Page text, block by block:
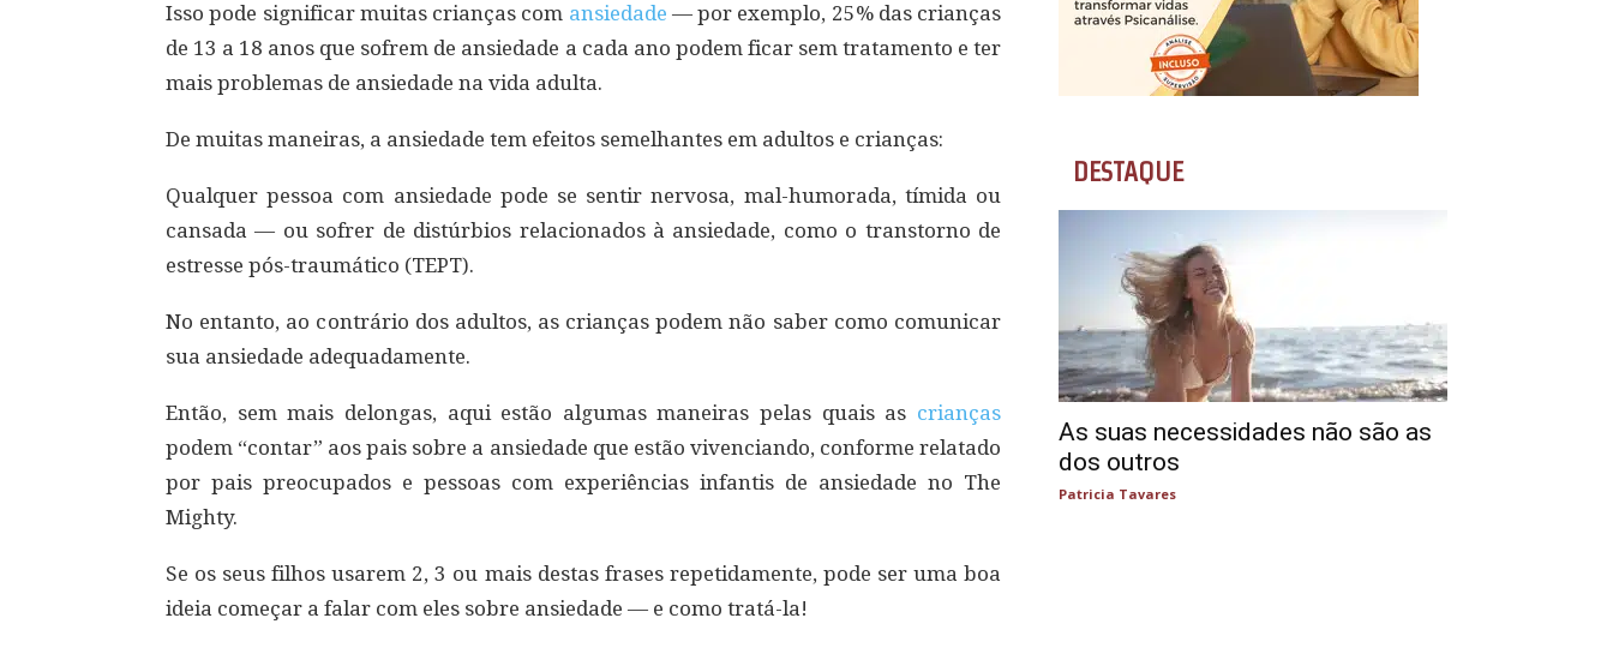
Isso pode significar muitas crianças com ansiedade — por exemplo, 25% das crianças
de 13 a 18 anos que sofrem de ansiedade a cada ano podem ficar sem tratamento e ter
mais problemas de ansiedade na vida adulta.
De muitas maneiras, a ansiedade tem efeitos semelhantes em adultos e crianças:
Qualquer pessoa com ansiedade pode se sentir nervosa, mal-humorada, tímida ou
cansada — ou sofrer de distúrbios relacionados à ansiedade, como o transtorno de
estresse pós-traumático (TEPT).
No entanto, ao contrário dos adultos, as crianças podem não saber como comunicar
sua ansiedade adequadamente.
Então, sem mais delongas, aqui estão algumas maneiras pelas quais as crianças
podem “contar” aos pais sobre a ansiedade que estão vivenciando, conforme relatado
por pais preocupados e pessoas com experiências infantis de ansiedade no The
Mighty.
Se os seus filhos usarem 2, 3 ou mais destas frases repetidamente, pode ser uma boa
ideia começar a falar com eles sobre ansiedade — e como tratá-la!
DESTAQUE
As suas necessidades não são as
dos outros
Patricia Tavares